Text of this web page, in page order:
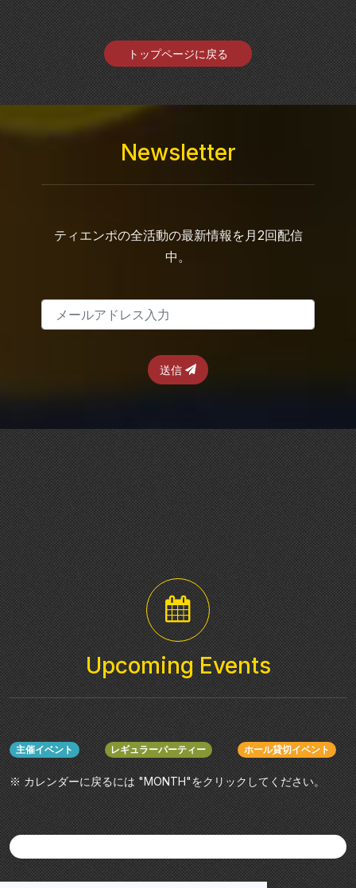
トップページに戻る
Newsletter
ティエンポの全活動の最新情報を月2回配信
中。
送信
Upcoming Events
主催イベント レギュラーパーティー ホール貸切イベント
※ カレンダーに戻るには "MONTH"をクリックしてください。